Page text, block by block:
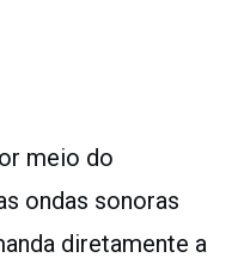
meio do
ondas sonoras
diretamente a